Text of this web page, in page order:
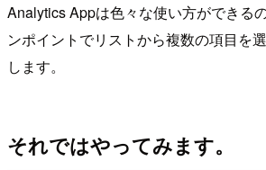
Analytics Appは色々な使い方ができる
ンポイントでリストから複数の項目を
します。
それではやってみます。